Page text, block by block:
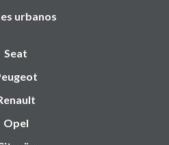
urbanos
Seat
Opel